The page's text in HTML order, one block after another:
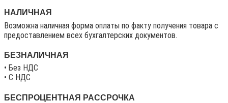
НАЛИЧНАЯ
Возможна наличная форма оплаты по факту получения товара с
предоставлением всех бухгалтерских документов.
БЕЗНАЛИЧНАЯ
• Без НДС
• C НДС
БЕСПРОЦЕНТНАЯ РАССРОЧКА